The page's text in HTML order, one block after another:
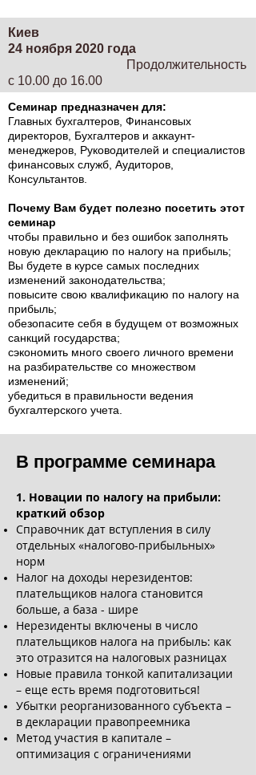
Киев
24 ноября 2020 года
Продолжительность
с 10.00 до 16.00
Семинар предназначен для:
Главных бухгалтеров, Финансовых
директоров, Бухгалтеров и аккаунт-
менеджеров, Руководителей и специалистов
финансовых служб, Аудиторов,
Консультантов.
Почему Вам будет полезно посетить этот
семинар
чтобы правильно и без ошибок заполнять
новую декларацию по налогу на прибыль;
Вы будете в курсе самых последних
изменений законодательства;
повысите свою квалификацию по налогу на
прибыль;
обезопасите себя в будущем от возможных
санкций государства;
сэкономить много своего личного времени
на разбирательстве со множеством
изменений;
убедиться в правильности ведения
бухгалтерского учета.
В программе семинара
1. Новации по налогу на прибыли:
краткий обзор
Справочник дат вступления в силу
отдельных «налогово-прибыльных»
норм
Налог на доходы нерезидентов:
плательщиков налога становится
больше, а база - шире
Нерезиденты включены в число
плательщиков налога на прибыль: как
это отразится на налоговых разницах
Новые правила тонкой капитализации
– еще есть время подготовиться!
Убытки реорганизованного субъекта –
в декларации правопреемника
Метод участия в капитале –
оптимизация с ограничениями